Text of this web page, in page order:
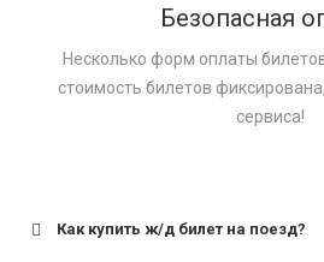
Безопасная
Несколько форм оплаты
стоимость билетов
сервиса!
Как купить ж/д билет на поезд?